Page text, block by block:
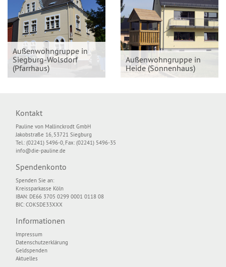
Außenwohngruppe in
Siegburg-Wolsdorf
(Pfarrhaus)
Außenwohngruppe in
Heide (Sonnenhaus)
Kontakt
Pauline von Mallinckrodt GmbH
Jakobstraße 16, 53721 Siegburg
Tel.: (02241) 5496-0, Fax: (02241) 5496-35
info@die-pauline.de
Spendenkonto
Spenden Sie an:
Kreissparkasse Köln
IBAN: DE66 3705 0299 0001 0118 08
BIC: COKSDE33XXX
Informationen
Impressum
Datenschutzerklärung
Geldspenden
Aktuelles